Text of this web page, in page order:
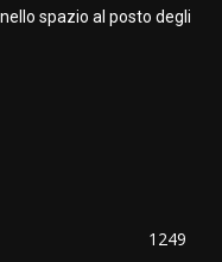
spazio al posto degli
1249